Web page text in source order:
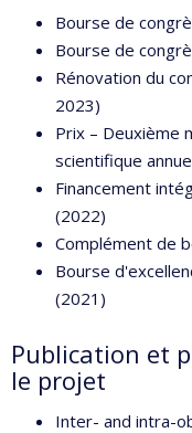
Bourse de
Bourse de
Rénovation du
2023)
Prix – Deuxième
scientifique
Financement
(2022)
Complément de
Bourse
(2021)
Publication et
le projet
Inter- and intra-